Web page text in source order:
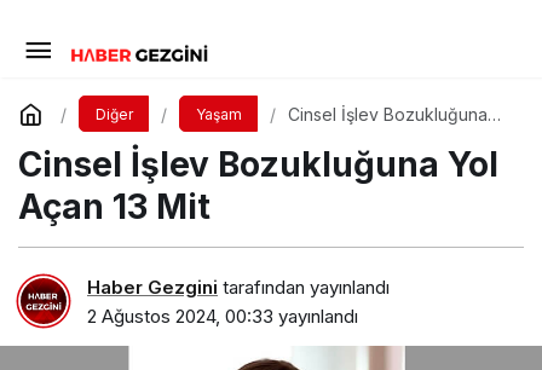
Diğer Yaşam
Cinsel İşlev Bozukluğuna
Cinsel İşlev Bozukluğuna Yol
Açan 13 Mit
Haber Gezgini tarafından yayınlandı
2 Ağustos 2024, 00:33 yayınlandı